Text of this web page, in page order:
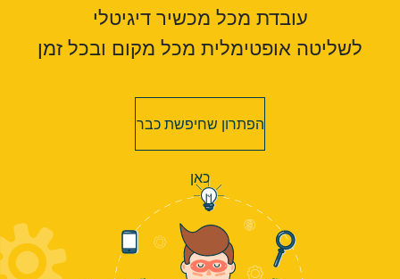
עובדת מכל מכשיר דיגיטלי
לשליטה אופטימלית מכל מקום ובכל זמן
הפתרון שחיפשת כבר
כאן